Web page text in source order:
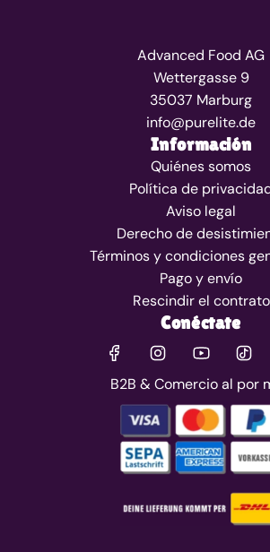
Advanced Food AG
Wettergasse 9
35037 Marburg
info@purelite.de
Información
Quiénes somos
Política de
Aviso legal
Derecho de
Términos y condiciones
Pago y envío
Rescindir el contrato
Conéctate
B2B & Comercio al por